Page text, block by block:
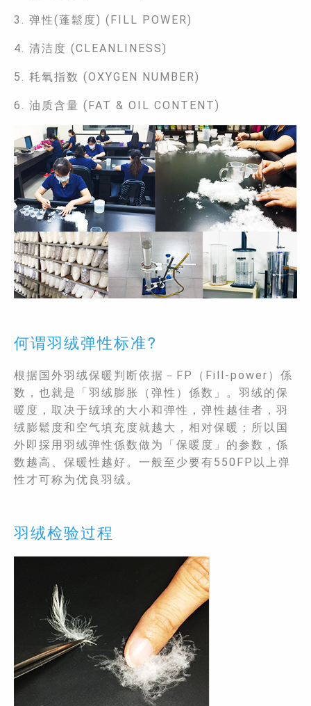
3. 弹性(蓬鬆度) (FILL POWER)
4. 清洁度 (CLEANLINESS)
5. 耗氧指数 (OXYGEN NUMBER)
6. 油质含量 (FAT & OIL CONTENT)
何谓羽绒弹性标准?
根据国外羽绒保暖判断依据－FP（Fill-power）係
数，也就是「羽绒膨胀（弹性）係数」。羽绒的保
暖度，取决于绒球的大小和弹性，弹性越佳者，羽
绒膨鬆度和空气填充度就越大，相对保暖；所以国
外即採用羽绒弹性係数做为「保暖度」的参数，係
数越高、保暖性越好。一般至少要有550FP以上弹
性才可称为优良羽绒。
羽绒检验过程